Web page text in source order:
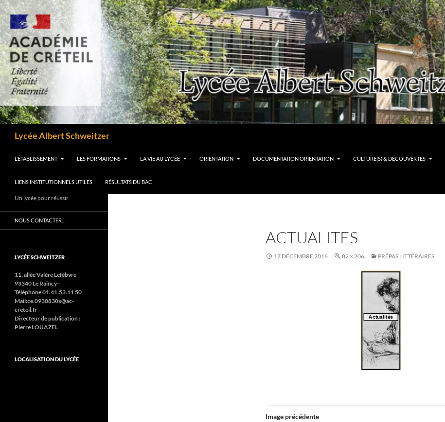
Aller
au
contenu
Lycée Albert Schweitzer
L’ÉTABLISSEMENT LES FORMATIONS LA VIE AU LYCÉE ORIENTATION DOCUMENTATION ORIENTATION CULTURE(S) & DÉCOUVERTES
LIENS INSTITUTIONNELS UTILES RÉSULTATS DU BAC
ACTUALITES
17 DÉCEMBRE 2016 82 × 206 PRÉPAS LITTÉRAIRES
Image précédente
Un lycée pour réussir
NOUS CONTACTER…
LYCÉE SCHWEITZER
11, allée Valère Lefèbvre
93340 Le Raincy–
Téléphone 01.41.53.11 50
Mail:ce.0930830x@ac-
creteil.fr
Directeur de publication :
Pierre LOUAZEL
LOCALISATION DU LYCÉE